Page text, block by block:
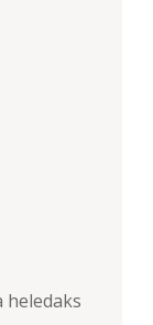
heledaks